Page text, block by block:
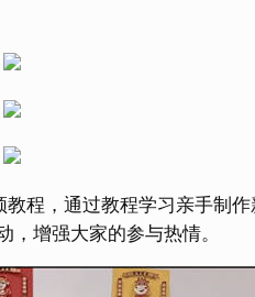
，通过教程学习亲手制作
增强大家的参与热情。